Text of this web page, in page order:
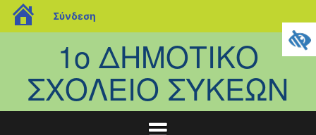
blogs.sch.gr
Σύνδεση
1ο ΔΗΜΟΤΙΚΟ
ΣΧΟΛΕΙΟ ΣΥΚΕΩΝ